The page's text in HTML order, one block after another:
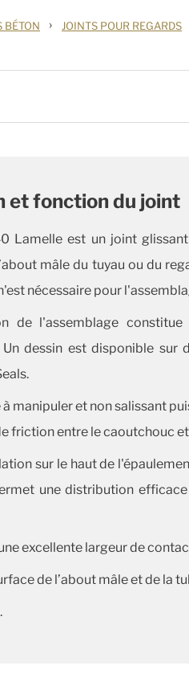
BÉTON › JOINTS POUR REGARDS
et fonction du joint
Lamelle est un joint
mâle du tuyau ou du
nécessaire pour
de l'assemblage
dessin est disponible sur
manipuler et non salissant
friction entre le caoutchouc
sur le haut de
une distribution
excellente largeur de
de l’about mâle et de la